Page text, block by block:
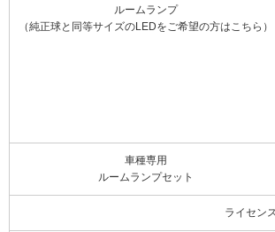
ルームランプ
（純正球と同等サイズのLEDをご希望の方はこちら）
車種専用
ルームランプセット
ライセン